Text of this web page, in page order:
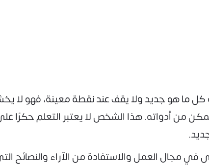
كل ما هو جديد ولا يقف عند نقطة معينة، فهو
من أدواته. هذا الشخص لا يعتبر التعلم حكرًا
مجال العمل والاستفادة من الآراء والنصائح